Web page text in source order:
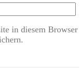
in diesem Browser